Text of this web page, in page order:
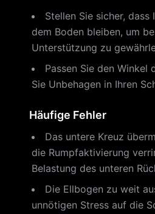
Stellen Sie sicher, dass
dem Boden bleiben, um
Unterstützung zu
Passen Sie den Winkel
Sie Unbehagen in Ihren
Häufige Fehler
Das untere Kreuz
die Rumpfaktivierung
Belastung des unteren
Die Ellbogen zu weit
unnötigen Stress auf die